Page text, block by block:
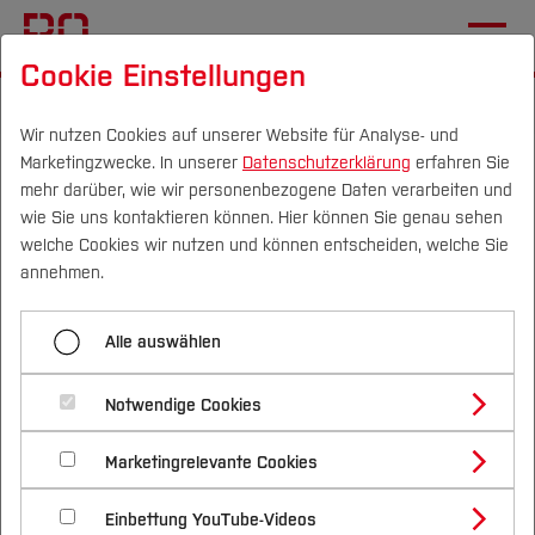
Campus Personen DE|EN Quicklinks
Studium
Studienangebote
Bachelorstudiengänge
Masterstudiengänge
Vor dem Studium
Bewerben & Einschreiben
Bewerbungsportal
Im Studium
Studienbüros und Prüfungen
Nach dem Studium
Forschung & Transfer
Profil
Forschungs- und Transferprofil
Schwerpunkte (FuT)
Beratung & Förderung
Nachhaltigkeit
Nachhaltigkeit studieren
International
Open Educational
Resources für die BWL
05.01.2021
Sieben Hochschulen entwickeln
gemeinsam Lernmaterial
Cookie Einstellungen
Wir nutzen Cookies auf unserer Website für Analyse- und
Marketingzwecke. In unserer Datenschutzerklärung erfahren Sie
mehr darüber, wie wir personenbezogene Daten verarbeiten und
wie Sie uns kontaktieren können. Hier können Sie genau sehen
welche Cookies wir nutzen und können entscheiden, welche Sie
annehmen.
Alle auswählen
Notwendige Cookies
Marketingrelevante Cookies
Einbettung YouTube-Videos